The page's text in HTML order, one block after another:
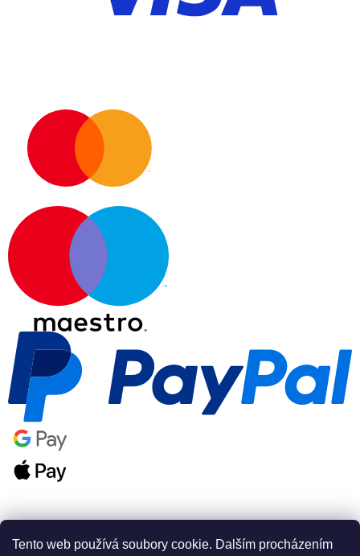
Tento web používá soubory cookie. Dalším procházením